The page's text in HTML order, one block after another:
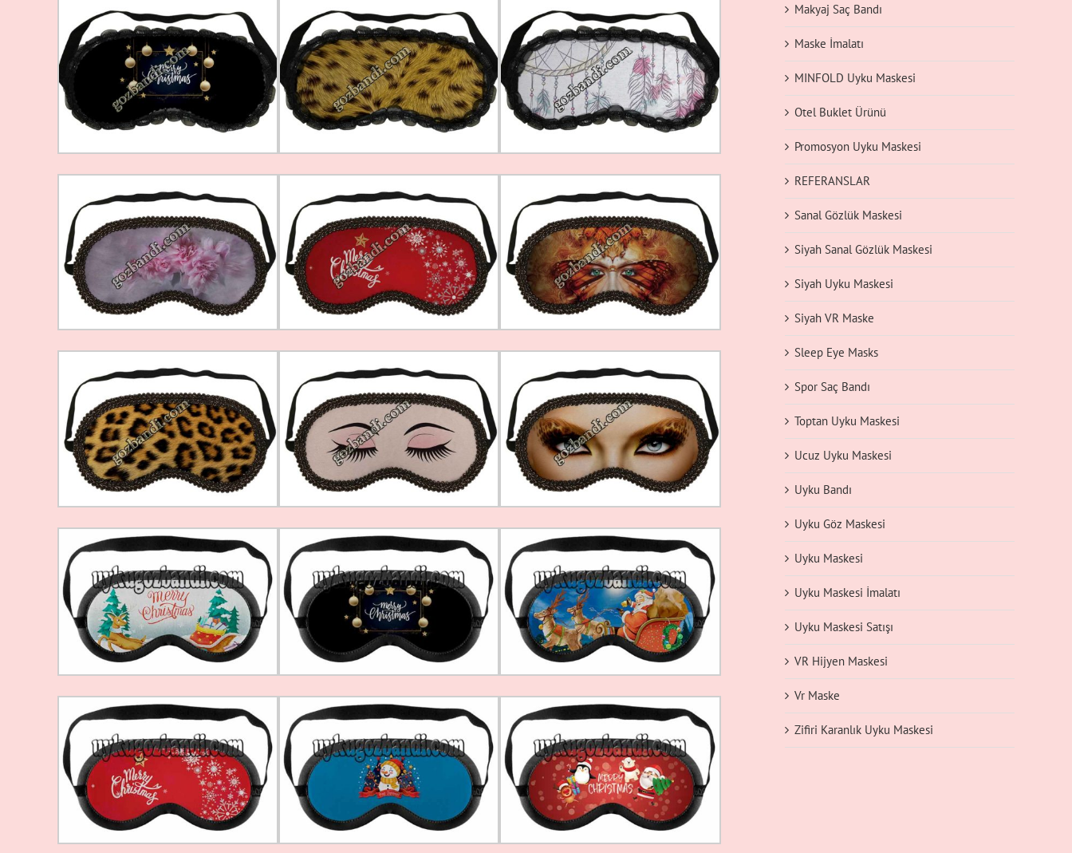
Makyaj Saç Bandı
Maske İmalatı
MINFOLD Uyku Maskesi
Otel Buklet Ürünü
Promosyon Uyku Maskesi
REFERANSLAR
Sanal Gözlük Maskesi
Siyah Sanal Gözlük Maskesi
Siyah Uyku Maskesi
Siyah VR Maske
Sleep Eye Masks
Spor Saç Bandı
Toptan Uyku Maskesi
Ucuz Uyku Maskesi
Uyku Bandı
Uyku Göz Maskesi
Uyku Maskesi
Uyku Maskesi İmalatı
Uyku Maskesi Satışı
VR Hijyen Maskesi
Vr Maske
Zifiri Karanlık Uyku Maskesi